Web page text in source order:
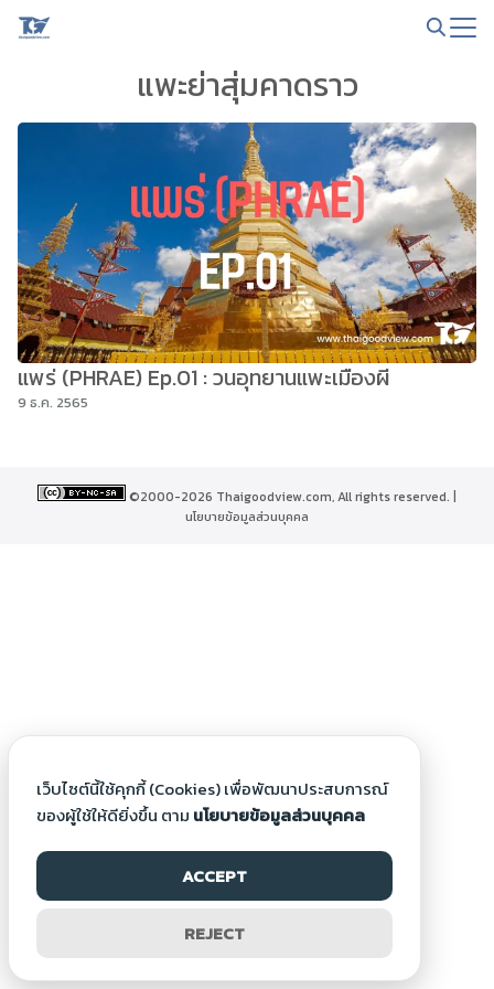
Skip
แพะย่าสุ่มคาดราว
แพร่ (PHRAE) Ep.01 : วนอุทยานแพะเมืองผี
9 ธ.ค. 2565
©2000-2026 Thaigoodview.com, All rights reserved. |
นโยบายข้อมูลส่วนบุคคล
เว็บไซต์นี้ใช้คุกกี้ (Cookies) เพื่อพัฒนาประสบการณ์
ของผู้ใช้ให้ดียิ่งขึ้น ตาม นโยบายข้อมูลส่วนบุคคล
ACCEPT
REJECT